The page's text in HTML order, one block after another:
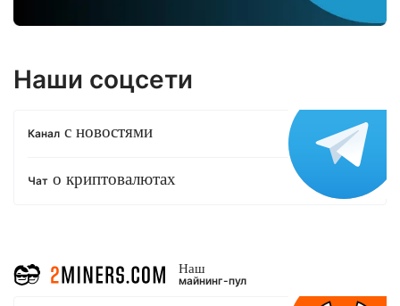
Наши соцсети
Канал с новостями
Чат о криптовалютах
Наш
майнинг-пул